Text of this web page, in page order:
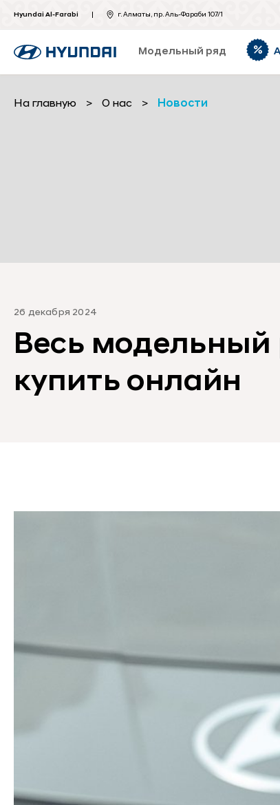
Hyundai Al-Farabi г. Алматы, пр. Аль-Фараби 107/1
Модельный ряд
На главную > О нас > Новости
26 декабря 2024
Весь модельный
купить онлайн